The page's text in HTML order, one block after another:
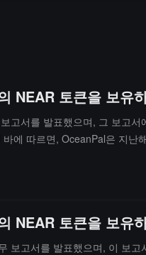
NEAR 토큰을 보유
서를 발표했으며, 그 보고
에 따르면, OceanPal은 지
NEAR 토큰을 보유
고서를 발표했으며, 이 보